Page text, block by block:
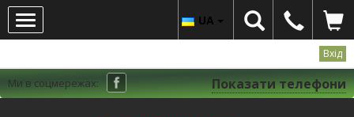
Вхід
Ми в соцмережах: Показати телефони
UA